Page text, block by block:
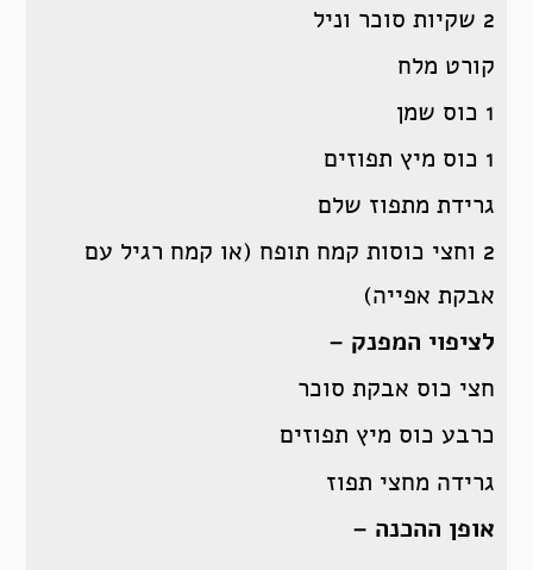
2 שקיות סוכר וניל
קורט מלח
1 כוס שמן
1 כוס מיץ תפוזים
גרידת מתפוז שלם
2 וחצי כוסות קמח תופח (או קמח רגיל עם
אבקת אפייה)
לציפוי המפנק –
חצי כוס אבקת סוכר
כרבע כוס מיץ תפוזים
גרידה מחצי תפוז
אופן ההכנה –